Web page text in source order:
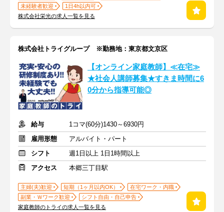
未経験者歓迎
1日4h以内可
株式会社栄光の求人一覧を見る
株式会社トライグループ ※勤務地：東京都文京区
【オンライン家庭教師】≪在宅≫
★社会人講師募集★すきま時間に6
0分から指導可能◎
給与
1コマ(60分)1430～6930円
雇用形態
アルバイト・パート
シフト
週1日以上 1日1時間以上
アクセス
本郷三丁目駅
主婦(夫)歓迎 短期（1ヶ月以内OK）
在宅ワーク・内職
副業・Ｗワーク歓迎
シフト自由・自己申告
家庭教師のトライの求人一覧を見る